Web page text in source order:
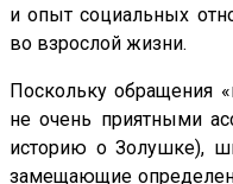
и опыт социальных
во взрослой жизни.
Поскольку обращения
не очень приятными
историю о Золушке),
замещающие